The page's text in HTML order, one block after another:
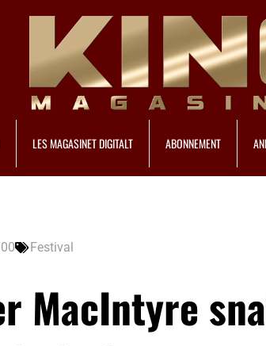
LES MAGASINET DIGITALT ABONNEMENT
Festival
MacIntyre